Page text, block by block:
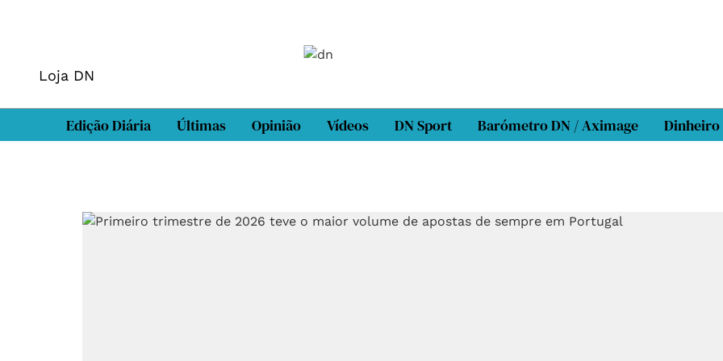
Loja DN
Edição Diária Últimas Opinião Vídeos DN Sport Barómetro DN / Aximage Dinheiro